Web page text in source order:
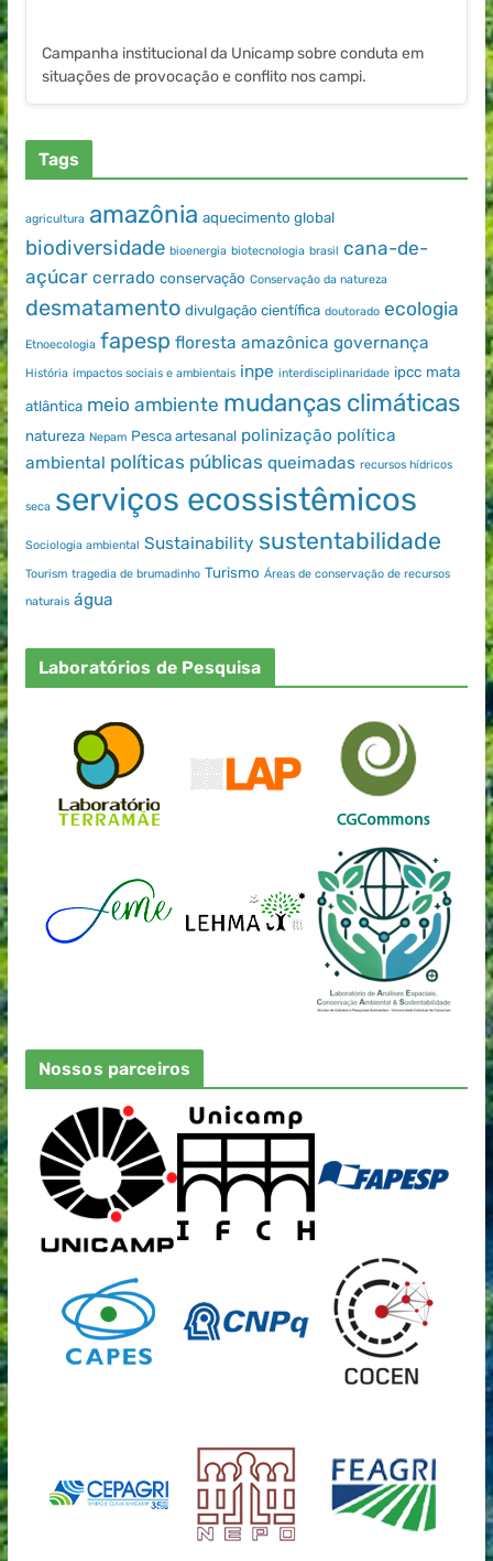
Campanha institucional da Unicamp sobre conduta em
situações de provocação e conflito nos campi.
Tags
agricultura amazônia aquecimento global
biodiversidade bioenergia biotecnologia brasil cana-de-
açúcar cerrado conservação Conservação da natureza
desmatamento divulgação científica doutorado ecologia
Etnoecologia fapesp floresta amazônica governança
História impactos sociais e ambientais inpe interdisciplinaridade ipcc mata
atlântica meio ambiente mudanças climáticas
natureza Nepam Pesca artesanal polinização política
ambiental políticas públicas queimadas recursos hídricos
seca serviços ecossistêmicos
Sociologia ambiental Sustainability sustentabilidade
Tourism tragedia de brumadinho Turismo Áreas de conservação de recursos
naturais água
Laboratórios de Pesquisa
Nossos parceiros